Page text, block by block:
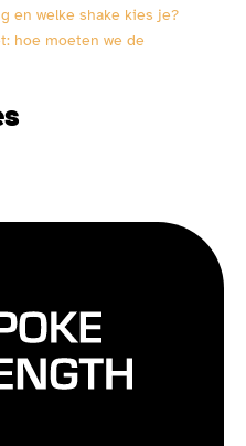
en welke shake kies je?
hoe moeten we de